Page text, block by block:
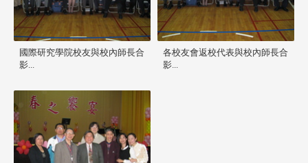
國際研究學院校友與校內師長合
影...
各校友會返校代表與校內師長合
影...